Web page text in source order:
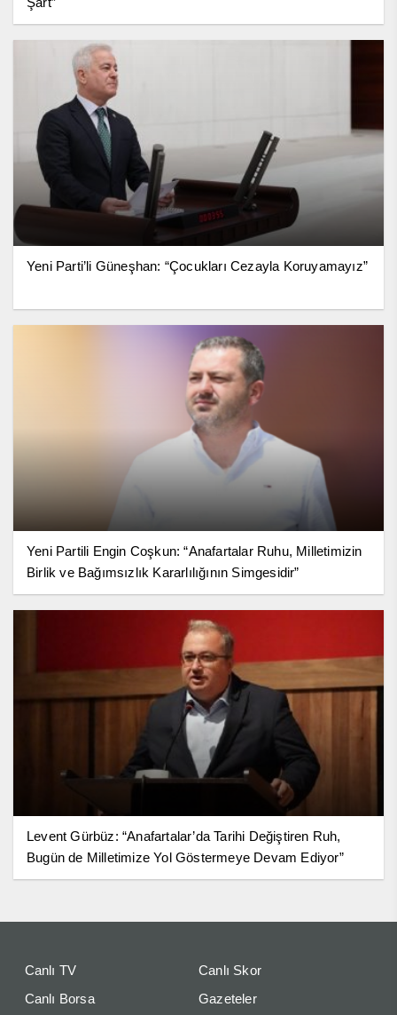
Yeni Parti’li Güneşhan: “Çocukları Cezayla Koruyamayız”
Yeni Partili Engin Coşkun: “Anafartalar Ruhu, Milletimizin
Birlik ve Bağımsızlık Kararlılığının Simgesidir”
Levent Gürbüz: “Anafartalar’da Tarihi Değiştiren Ruh,
Bugün de Milletimize Yol Göstermeye Devam Ediyor”
Canlı TV
Canlı Skor
Canlı Borsa
Gazeteler